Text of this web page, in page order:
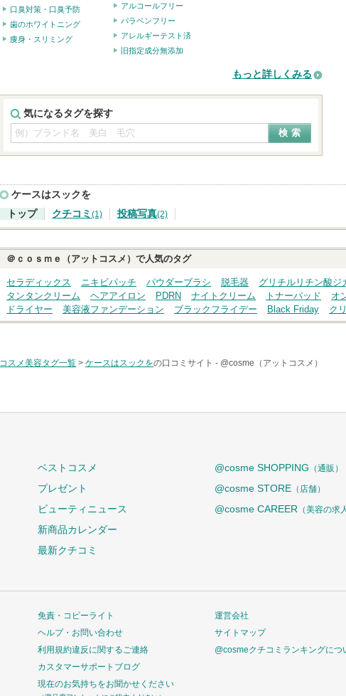
口臭対策・口臭予防
歯のホワイトニング
痩身・スリミング
アルコールフリー
パラベンフリー
アレルギーテスト済
旧指定成分無添加
もっと詳しくみる
気になるタグを探す
ケースはスックを
トップ
クチコミ (1) 投稿写真(2)
＠ｃｏｓｍｅ（アットコスメ）で人気のタグ
セラディックス ニキビパッチ パウダーブラシ 脱毛器 グリチルリチン酸ジ
タンタンクリーム
ヘアアイロン PDRN ナイトクリーム トナーパッド オ
ドライヤー
美容液ファンデーション ブラックフライデー Black Friday ク
コスメ美容タグ一覧 > ケースはスックをの口コミサイト - @cosme（アットコスメ）
ベストコスメ
プレゼント
ビューティニュース
新商品カレンダー
最新クチコミ
@cosme SHOPPING （通販）
@cosme STORE （店舗）
@cosme CAREER （美容の求
免責・コピーライト
ヘルプ・お問い合わせ
利用規約違反に関するご連絡
カスタマーサポートブログ
現在のお気持ちをお聞かせください
運営会社
サイトマップ
@cosmeクチコミランキングにつ